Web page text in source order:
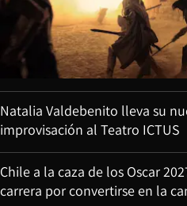
Natalia Valdebenito lleva su
improvisación al Teatro ICTUS
Chile a la caza de los Oscar
carrera por convertirse en la